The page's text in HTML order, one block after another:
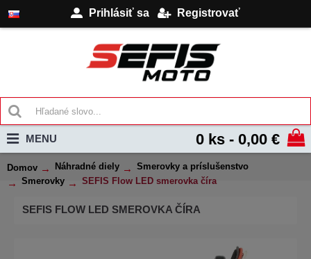
Prihlásiť sa Registrovať
0 ks - 0,00 €
MENU
Domov Náhradné diely
Smerovky a príslušenstvo
Smerovky
SEFIS Flow LED smerovka číra
SEFIS FLOW LED SMEROVKA ČÍRA